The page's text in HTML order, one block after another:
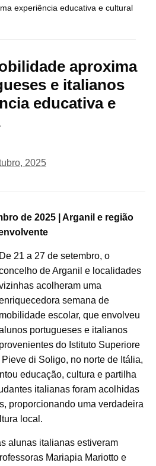
experiência educativa e cultural
aproxima
e italianos
educativa e
2025
de 2025 | Arganil e região
De 21 a 27 de setembro, o
de Arganil e localidades
acolheram uma
semana de
mobilidade escolar, que envolveu
portugueses e italianos
provenientes do Istituto Superiore
di Soligo, no norte de Itália,
educação, cultura e partilha
italianas foram acolhidas
proporcionando uma verdadeira
local.
alunas italianas estiveram
Mariapia Mariotto e